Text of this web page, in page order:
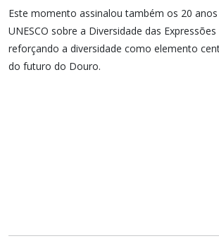
Este momento assinalou também os 20
UNESCO sobre a Diversidade das Expressões
reforçando a diversidade como elemento
do futuro do Douro.